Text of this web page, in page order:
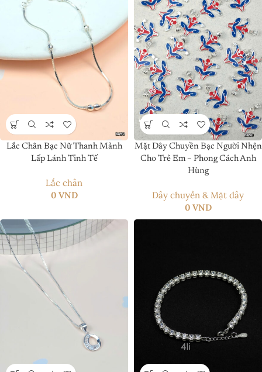
Lắc Chân Bạc Nữ Thanh Mảnh
Lấp Lánh Tinh Tế
Lắc chân
0 VND
Mặt Dây Chuyền Bạc Người Nhện
Cho Trẻ Em – Phong Cách Anh
Hùng
Dây chuyền & Mặt dây
0 VND